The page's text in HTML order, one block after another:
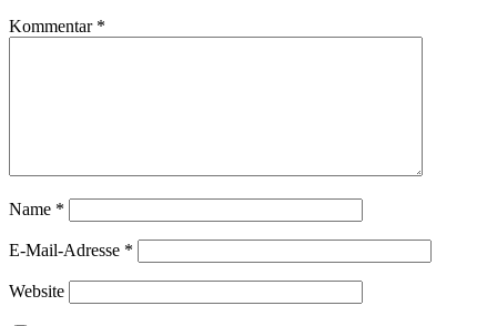
Kommentar *
Name *
E-Mail-Adresse *
Website